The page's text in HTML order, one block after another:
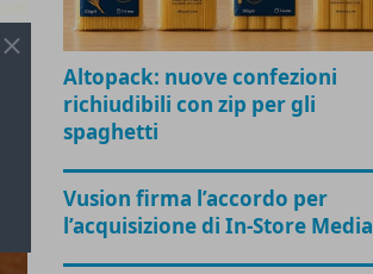
Altopack: nuove confezioni
richiudibili con zip per gli
spaghetti
Vusion firma l’accordo per
l’acquisizione di In-Store Media